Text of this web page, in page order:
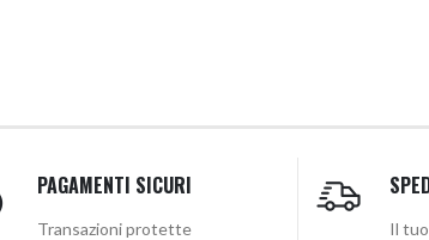
PAGAMENTI SICURI
Transazioni protette Il